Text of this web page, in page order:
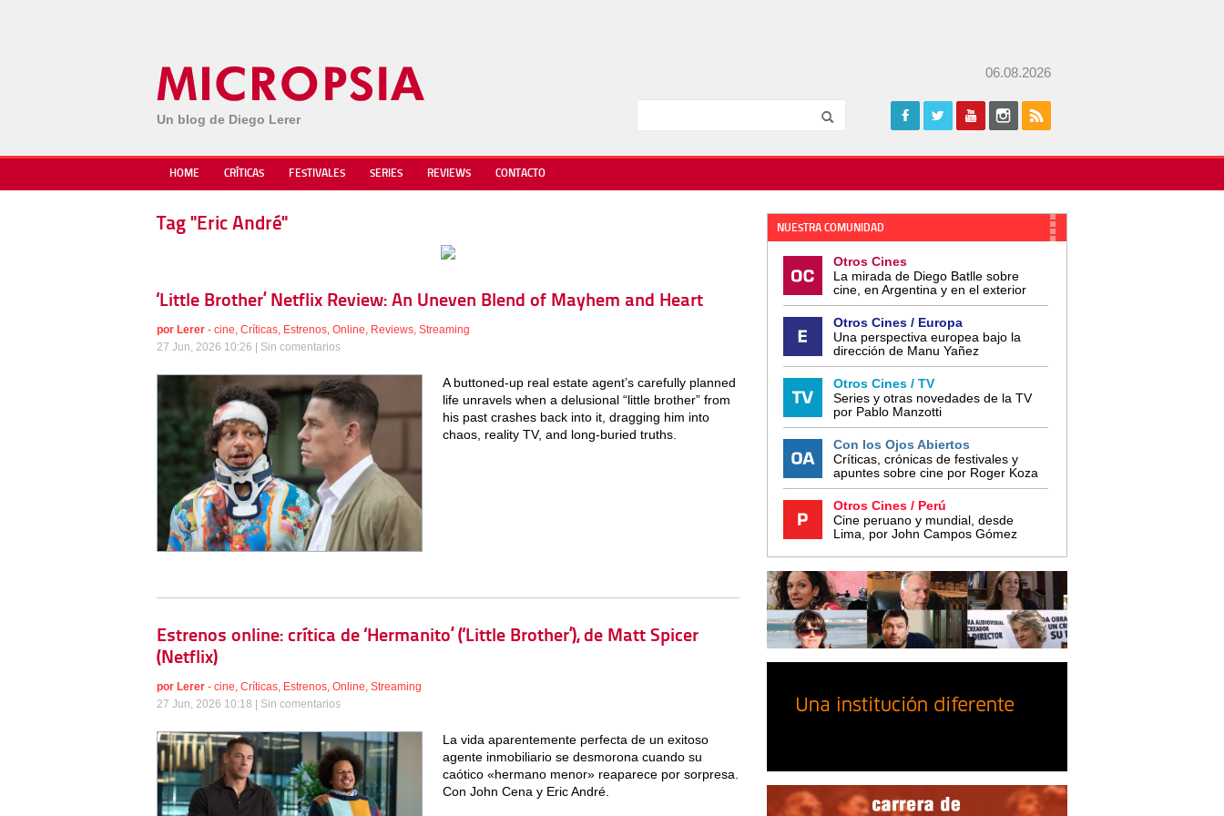
Un blog de Diego Lerer
06.08.2026
HOME CRÍTICAS FESTIVALES SERIES REVIEWS CONTACTO
Tag "Eric André"
‘Little Brother’ Netflix Review: An Uneven Blend of Mayhem and Heart
por Lerer - cine, Críticas, Estrenos, Online, Reviews, Streaming
27 Jun, 2026 10:26 | Sin comentarios
A buttoned-up real estate agent’s carefully planned
life unravels when a delusional “little brother” from
his past crashes back into it, dragging him into
chaos, reality TV, and long-buried truths.
Estrenos online: crítica de ‘Hermanito’ (‘Little Brother’), de Matt Spicer
(Netflix)
por Lerer - cine, Críticas, Estrenos, Online, Streaming
27 Jun, 2026 10:18 | Sin comentarios
La vida aparentemente perfecta de un exitoso
agente inmobiliario se desmorona cuando su
caótico «hermano menor» reaparece por sorpresa.
Con John Cena y Eric André.
NUESTRA COMUNIDAD
Otros Cines
La mirada de Diego Batlle sobre
cine, en Argentina y en el exterior
Otros Cines / Europa
Una perspectiva europea bajo la
dirección de Manu Yañez
Otros Cines / TV
Series y otras novedades de la TV
por Pablo Manzotti
Con los Ojos Abiertos
Críticas, crónicas de festivales y
apuntes sobre cine por Roger Koza
Otros Cines / Perú
Cine peruano y mundial, desde
Lima, por John Campos Gómez